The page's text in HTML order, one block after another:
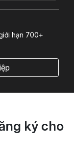
hạn 700+
ký cho